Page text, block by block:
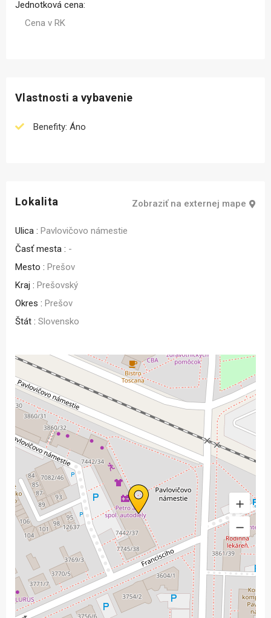
Jednotková cena:
Cena v RK
Vlastnosti a vybavenie
Benefity: Áno
Lokalita Zobraziť na externej mape
Ulica : Pavlovičovo námestie
Časť mesta : -
Mesto : Prešov
Kraj : Prešovský
Okres : Prešov
Štát : Slovensko